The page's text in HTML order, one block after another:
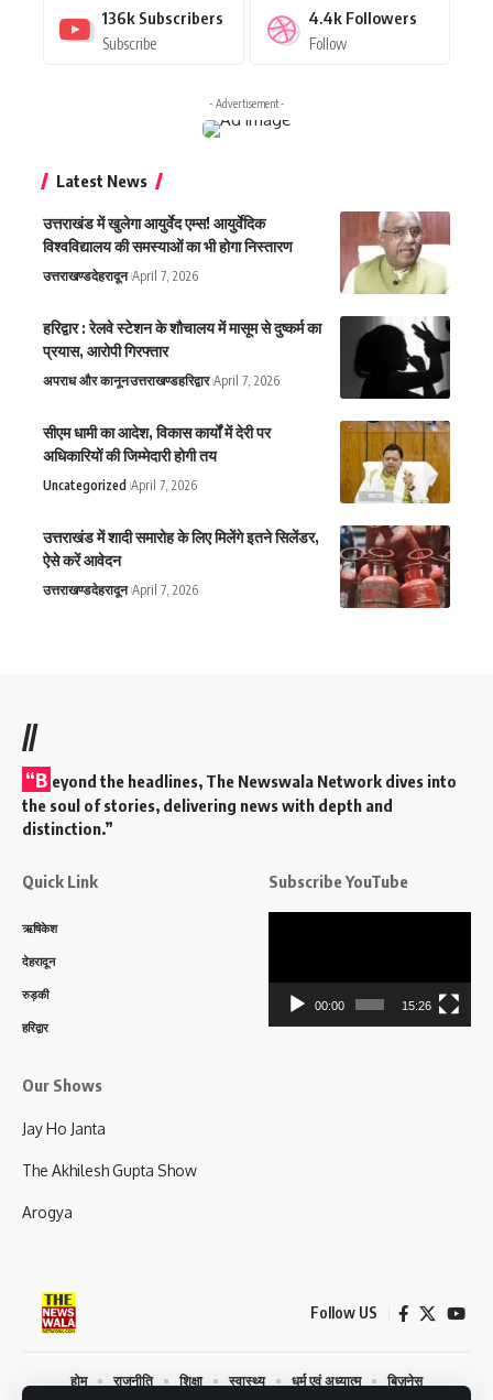
136k Subscribers
Subscribe
4.4k Followers
Follow
- Advertisement -
Latest News
उत्तराखंड में खुलेगा आयुर्वेद एम्स! आयुर्वेदिक
विश्वविद्यालय की समस्याओं का भी होगा निस्तारण
उत्तराखण्डदेहरादून April 7, 2026
हरिद्वार : रेलवे स्टेशन के शौचालय में मासूम से दुष्कर्म का
प्रयास, आरोपी गिरफ्तार
अपराध और कानूनउत्तराखण्डहरिद्वार April 7, 2026
सीएम धामी का आदेश, विकास कार्यों में देरी पर
अधिकारियों की जिम्मेदारी होगी तय
Uncategorized April 7, 2026
उत्तराखंड में शादी समारोह के लिए मिलेंगे इतने सिलेंडर,
ऐसे करें आवेदन
उत्तराखण्डदेहरादून April 7, 2026
//
“B eyond the headlines, The Newswala Network dives into
the soul of stories, delivering news with depth and
distinction.”
Quick Link
ऋषिकेश
देहरादून
रुड़की
हरिद्वार
Subscribe YouTube
00:00 15:26
Our Shows
Jay Ho Janta
The Akhilesh Gupta Show
Arogya
Follow US
होम राजनीति शिक्षा स्वास्थ्य धर्म एवं अध्यात्म बिज़नेस